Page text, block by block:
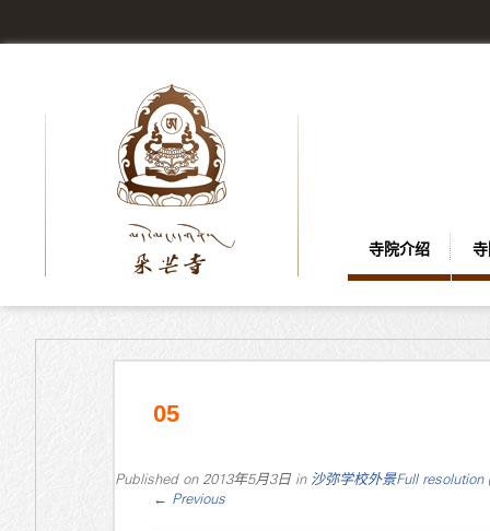
寺院介绍
05
Published on 2013年5月3日in 沙弥学校外景Full resolution
← Previous